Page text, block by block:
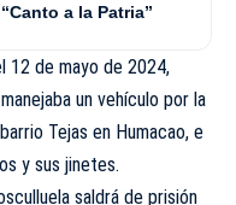
a la Patria”
12 de mayo de 2024,
un vehículo por la
Tejas en Humacao, e
y sus jinetes.
saldrá de prisión